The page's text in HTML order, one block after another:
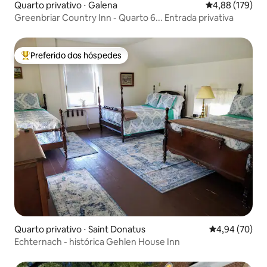
Quarto privativo ⋅ Galena 4,88 de uma
4,88 (179)
Greenbriar Country Inn - Quarto 6... Entrada privativa
Entre os melhores preferidos dos hóspedes
Preferido dos hóspedes
Quarto privativo ⋅ Saint Donatus 4,94 de uma
4,94 (70)
Echternach - histórica Gehlen House Inn